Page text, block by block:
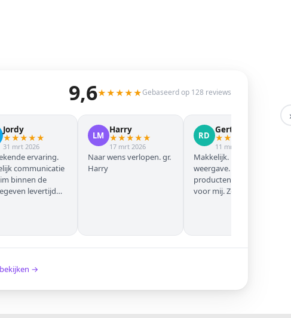
9,6★★★★★Gebaseerd op 128 reviews
Jordy
★★★★★
31 mrt 2026
ervaring.
communicatie
binnen de
levertijd
LM
Harry
★★★★★
17 mrt 2026
Naar wens verlopen. gr.
Harry
RD
Gert Jan
★★
11 mrt 2026
Makkelijk. Mooie
weergave. Goede
producten. Eerste keer
voor mij. Zeker niet de
→